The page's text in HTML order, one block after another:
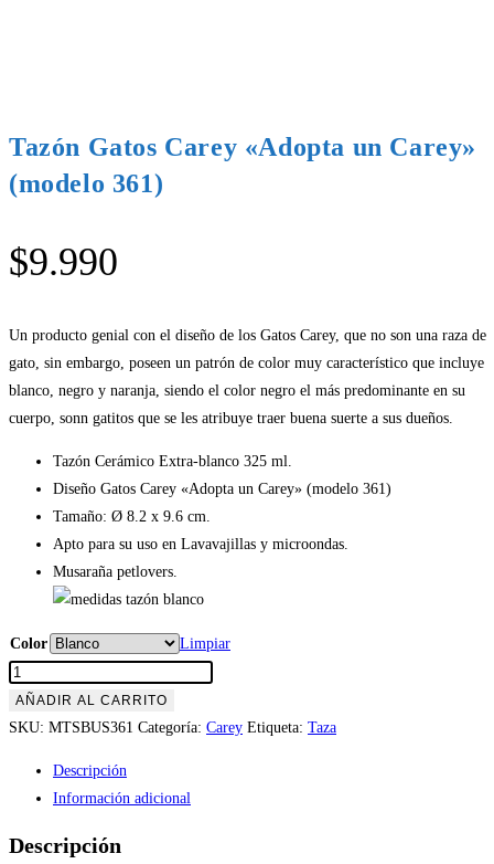
Tazón Gatos Carey «Adopta un Carey»
(modelo 361)
$9.990
Un producto genial con el diseño de los Gatos Carey, que no son una raza de
gato, sin embargo, poseen un patrón de color muy característico que incluye
blanco, negro y naranja, siendo el color negro el más predominante en su
cuerpo, sonn gatitos que se les atribuye traer buena suerte a sus dueños.
Tazón Cerámico Extra-blanco 325 ml.
Diseño Gatos Carey «Adopta un Carey» (modelo 361)
Tamaño: Ø 8.2 x 9.6 cm.
Apto para su uso en Lavavajillas y microondas.
Musaraña petlovers.
Color
Limpiar
Tazón
Gatos
Carey
(modelo
AÑADIR AL CARRITO
SKU: MTSBUS361 Categoría: Carey Etiqueta: Taza
Descripción
Información adicional
Descripción